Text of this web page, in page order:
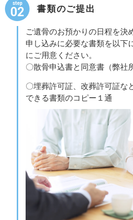
step
02 書類のご提出
ご遺骨のお預かりの日程を決
申し込みに必要な書類を以下
にご用意ください。
〇散骨申込書と同意書（弊社
〇埋葬許可証、改葬許可証な
できる書類のコピー１通